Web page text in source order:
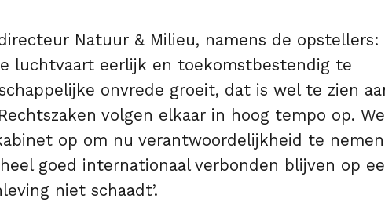
Natuur & Milieu, namens de opstellers:
luchtvaart eerlijk en toekomstbestendig te
onvrede groeit, dat is wel te zien
volgen elkaar in hoog tempo op. We
op om nu verantwoordelijkheid te
goed internationaal verbonden blijven op
niet schaadt’.